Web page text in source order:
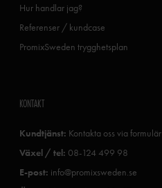
Hur handlar jag?
Referenser / kundcase
PromixSweden trygghetsplan
KONTAKT
Kundtjänst: Kontakta oss via formulär
Växel / tel: 08-124 499 98
E-post: info@promixsweden.se